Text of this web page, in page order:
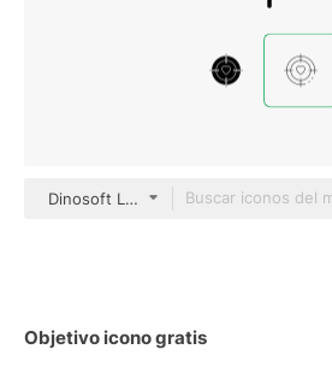
Dinosoft Lineal
Objetivo icono gratis